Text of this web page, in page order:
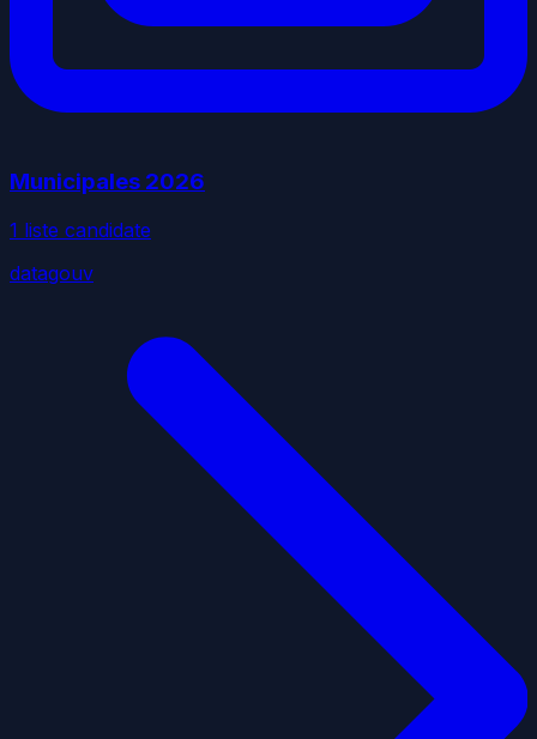
Municipales 2026
1 liste candidate
datagouv